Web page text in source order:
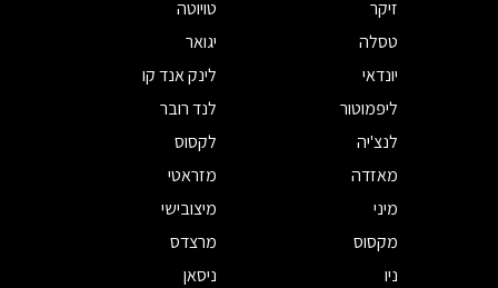
זיקר
טויוטה
טסלה
יגואר
יונדאי
לינק אנד קו
ליפמוטור
לנד רובר
לנצ'יה
לקסוס
מאזדה
מזראטי
מיני
מיצובישי
מקסוס
מרצדס
ניו
ניסאן